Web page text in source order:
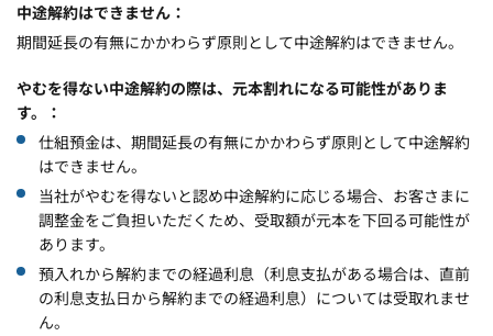
中途解約はできません
期間延長の有無にかかわらず原則として中途解約はできません。
やむを得ない中途解約の際は、元本割れになる可能性がありま
す。
仕組預金は、期間延長の有無にかかわらず原則として中途解約
はできません。
当社がやむを得ないと認め中途解約に応じる場合、お客さまに
調整金をご負担いただくため、受取額が元本を下回る可能性が
あります。
預入れから解約までの経過利息（利息支払がある場合は、直前
の利息支払日から解約までの経過利息）については受取れませ
ん。